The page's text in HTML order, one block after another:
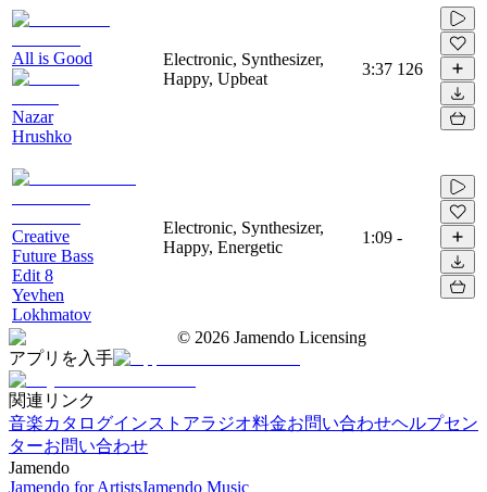
All is Good
Nazar
Hrushko
Electronic, Synthesizer,
Happy, Upbeat
3:37 126
Creative
Future Bass
Edit 8
Yevhen
Lokhmatov
Electronic, Synthesizer,
Happy, Energetic
1:09 -
© 2026 Jamendo Licensing
アプリを入手
関連リンク
音楽カタログインストアラジオ料金お問い合わせヘルプセン
ターお問い合わせ
Jamendo
Jamendo for ArtistsJamendo Music